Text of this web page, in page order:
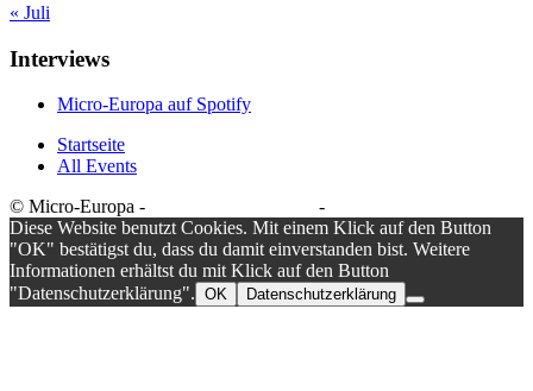
« Juli
Interviews
Micro-Europa auf Spotify
Startseite
All Events
© Micro-Europa -
-
Diese Website benutzt Cookies. Mit einem Klick auf den Button
"OK" bestätigst du, dass du damit einverstanden bist. Weitere
Informationen erhältst du mit Klick auf den Button
"Datenschutzerklärung". OK Datenschutzerklärung